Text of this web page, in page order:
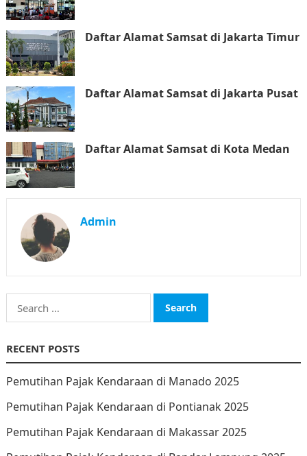
Daftar Alamat Samsat di Jakarta Timur
Daftar Alamat Samsat di Jakarta Pusat
Daftar Alamat Samsat di Kota Medan
Admin
Search
for:
RECENT POSTS
Pemutihan Pajak Kendaraan di Manado 2025
Pemutihan Pajak Kendaraan di Pontianak 2025
Pemutihan Pajak Kendaraan di Makassar 2025